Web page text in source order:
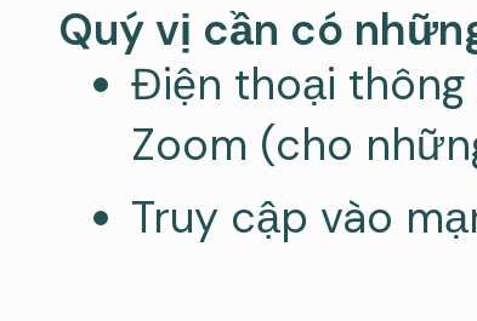
Quý vị cần có
Điện thoại
Zoom (cho
Truy cập vào